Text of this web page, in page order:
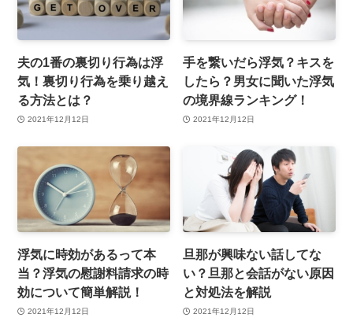
夫の1番の裏切り行為は浮
気！裏切り行為を乗り越え
る方法とは？
2021年12月12日
手を繋いだら浮気？キスを
したら？男女に聞いた浮気
の境界線ランキング！
2021年12月12日
浮気に時効があるって本
当？浮気の慰謝料請求の時
効について簡単解説！
2021年12月12日
旦那が興味ない話してな
い？旦那と会話がない原因
と対処法を解説
2021年12月12日